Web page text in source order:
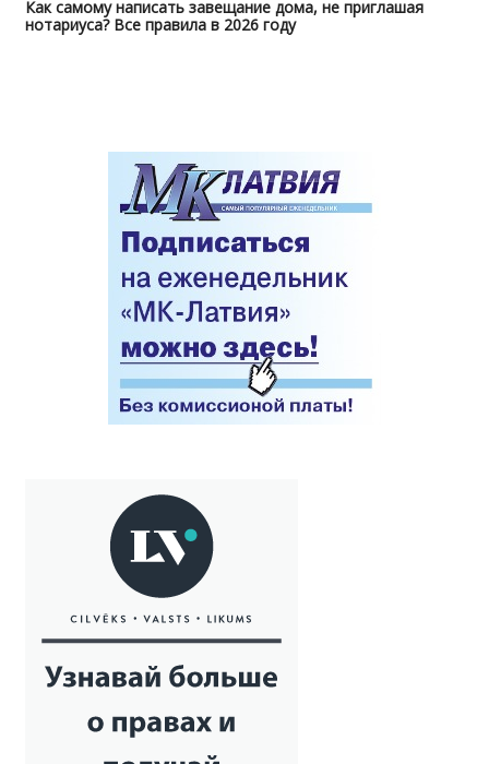
Как самому написать завещание дома, не приглашая
нотариуса? Все правила в 2026 году